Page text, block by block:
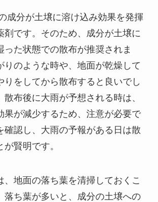
成分が土壌に溶け込み効果を発揮
剤です。そのため、成分が土壌に
った状態での散布が推奨されま
りのような時や、地面が乾燥して
りをしてから散布すると良いでし
散布後に大雨が予想される時は、
果が減少するため、注意が必要で
確認し、大雨の予報がある日は散
賢明です。
、地面の落ち葉を清掃しておくこ
落ち葉が多いと、成分の土壌への